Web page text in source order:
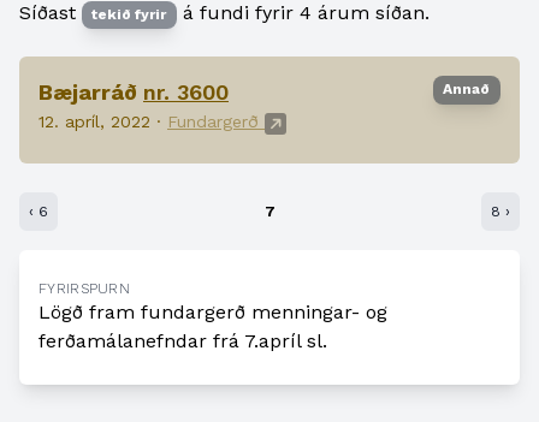
Síðast tekið fyrir á fundi fyrir 4 árum síðan.
Bæjarráð nr. 3600
12. apríl, 2022 · Fundargerð
Annað
‹ 6 7 8 ›
FYRIRSPURN
Lögð fram fundargerð menningar- og
ferðamálanefndar frá 7.apríl sl.